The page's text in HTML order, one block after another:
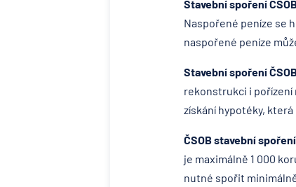
Stavební spoření
Naspořené peníze se
naspořené peníze
Stavební spoření
rekonstrukci i pořízení
získání hypotéky, která
ČSOB stavební spoření
je maximálně 1 000
nutné spořit